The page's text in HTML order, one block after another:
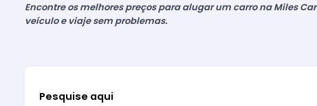
Encontre os melhores preços para alugar um carro na Miles
veículo e viaje sem problemas.
Pesquise aqui